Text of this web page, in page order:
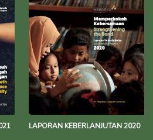
LAPORAN KEBERLANJUTAN 2020